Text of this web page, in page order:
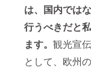
は、国内では
行うべきだと
ます。 観光宣
として、欧州